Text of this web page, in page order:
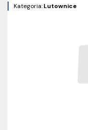
Kategoria:Lutownice